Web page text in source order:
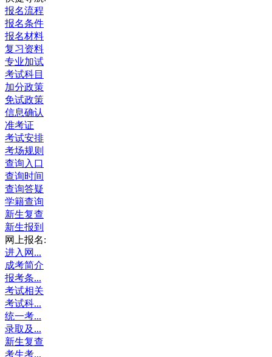
报名流程
报名条件
报名材料
复习资料
专业加试
考试科目
加分政策
免试政策
信息确认
准考证
考试安排
考场规则
查询入口
查询时间
查询答疑
学籍查询
新生复查
新生报到
网上报名:
进入网...
成考简介
报考条...
考试相关
考试科...
统一考...
录取及...
新生复查
考生考...